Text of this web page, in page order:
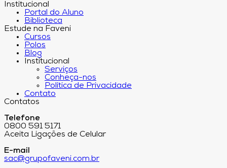
Institucional
Portal do Aluno
Biblioteca
Estude na Faveni
Cursos
Polos
Blog
Institucional
Serviços
Conheça-nos
Política de Privacidade
Contato
Contatos
Telefone
0800 591 5171
Aceita Ligações de Celular
E-mail
sac@grupofaveni.com.br